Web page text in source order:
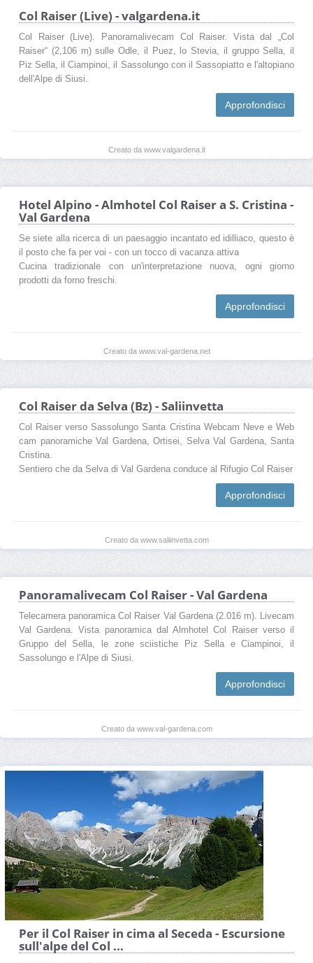
Col Raiser (Live) - valgardena.it
Col Raiser (Live). Panoramalivecam Col Raiser. Vista dal „Col
Raiser“ (2,106 m) sulle Odle, il Puez, lo Stevia, il gruppo Sella, il
Piz Sella, il Ciampinoi, il Sassolungo con il Sassopiatto e l'altopiano
dell'Alpe di Siusi.
Approfondisci
Creato da www.valgardena.it
Hotel Alpino - Almhotel Col Raiser a S. Cristina -
Val Gardena
Se siete alla ricerca di un paesaggio incantato ed idilliaco, questo è
il posto che fa per voi - con un tocco di vacanza attiva
Cucina tradizionale con un'interpretazione nuova, ogni giorno
prodotti da forno freschi.
Approfondisci
Creato da www.val-gardena.net
Col Raiser da Selva (Bz) - Saliinvetta
Col Raiser verso Sassolungo Santa Cristina Webcam Neve e Web
cam panoramiche Val Gardena, Ortisei, Selva Val Gardena, Santa
Cristina.
Sentiero che da Selva di Val Gardena conduce al Rifugio Col Raiser
Approfondisci
Creato da www.saliinvetta.com
Panoramalivecam Col Raiser - Val Gardena
Telecamera panoramica Col Raiser Val Gardena (2.016 m). Livecam
Val Gardena. Vista panoramica dal Almhotel Col Raiser verso il
Gruppo del Sella, le zone sciistiche Piz Sella e Ciampinoi, il
Sassolungo e l'Alpe di Siusi.
Approfondisci
Creato da www.val-gardena.com
Per il Col Raiser in cima al Seceda - Escursione
sull'alpe del Col ...